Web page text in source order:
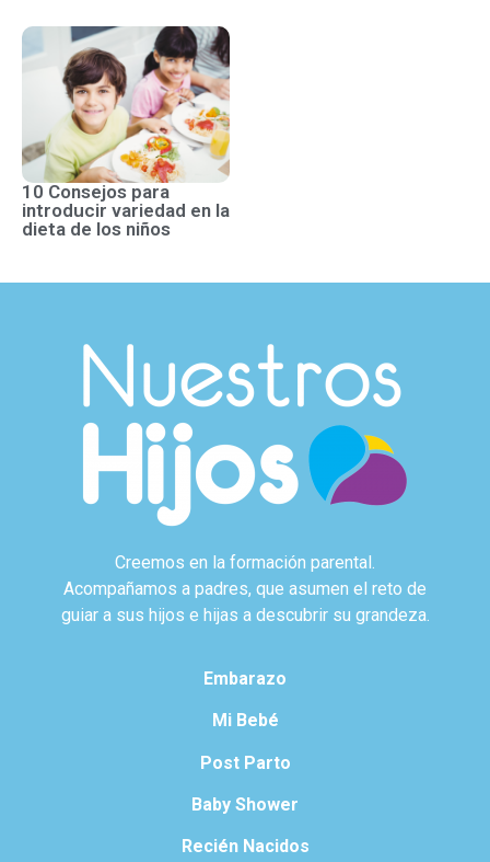
10 Consejos para
introducir variedad en la
dieta de los niños
Creemos en la formación parental.
Acompañamos a padres, que asumen el reto de
guiar a sus hijos e hijas a descubrir su grandeza.
Embarazo
Mi Bebé
Post Parto
Baby Shower
Recién Nacidos